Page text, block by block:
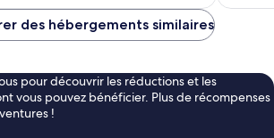
de
des hébergements similaires
pour découvrir les réductions et les
vous pouvez bénéficier. Plus de récompenses
!